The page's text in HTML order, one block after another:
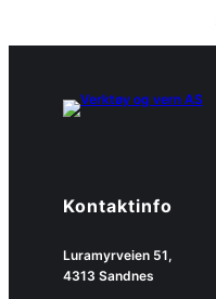
Kontaktinfo
Luramyrveien 51,
4313 Sandnes